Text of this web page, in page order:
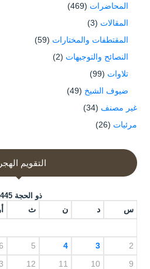
المحاضرات (469)
المقالات (3)
المقتطفات والمختارات (59)
النصائح والتوجيهات (2)
تلاوات (99)
ضيوف الشيخ (49)
غير مصنف (34)
مرئيات (26)
التقويم
ذو الحجة 1445
س د ن ث
2
3
4
5
9
10
11
12